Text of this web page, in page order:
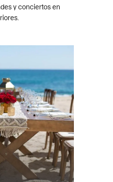
y conciertos en